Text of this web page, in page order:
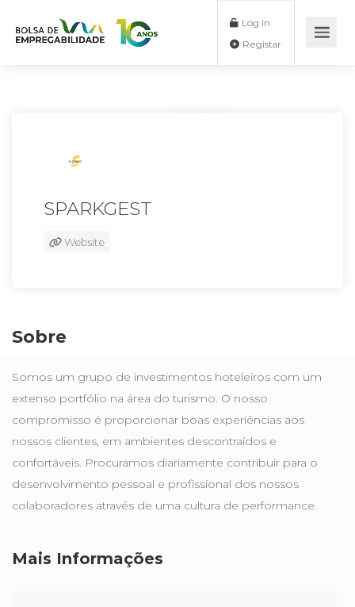
Log In
SPARKGEST
Website
Sobre
Somos um grupo de investimentos hoteleiros com um
extenso portfólio na área do turismo. O nosso
compromisso é proporcionar boas experiências aos
nossos clientes, em ambientes descontraídos e
confortáveis. Procuramos diariamente contribuir para o
desenvolvimento pessoal e profissional dos nossos
colaboradores através de uma cultura de performance.
Mais Informações